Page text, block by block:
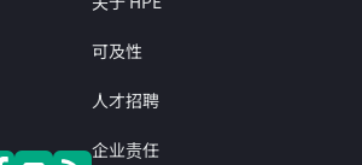
可及性
人才招聘
企业责任